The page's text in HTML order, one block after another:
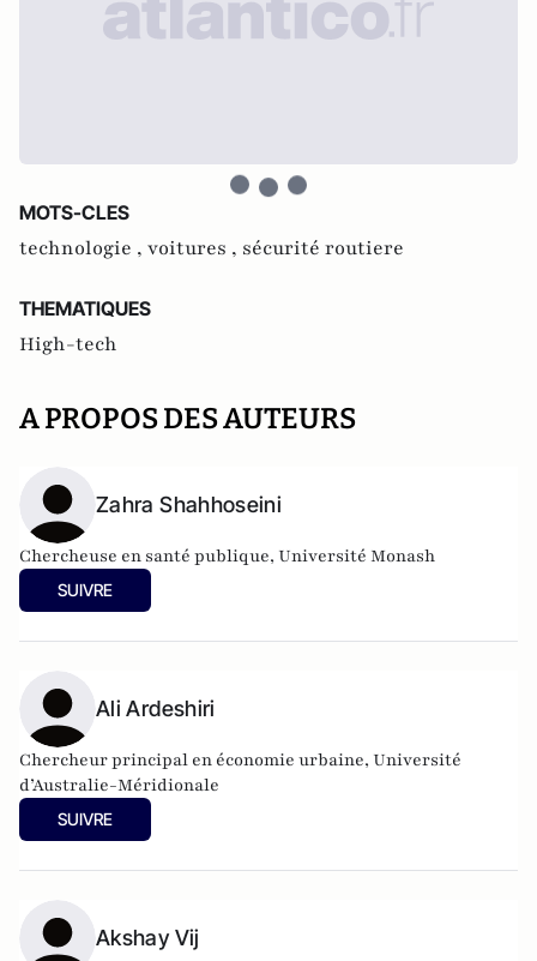
MOTS-CLES
technologie , voitures , sécurité routiere
THEMATIQUES
High-tech
A PROPOS DES AUTEURS
Zahra Shahhoseini
Chercheuse en santé publique, Université Monash
SUIVRE
Ali Ardeshiri
Chercheur principal en économie urbaine, Université
d’Australie-Méridionale
SUIVRE
Akshay Vij